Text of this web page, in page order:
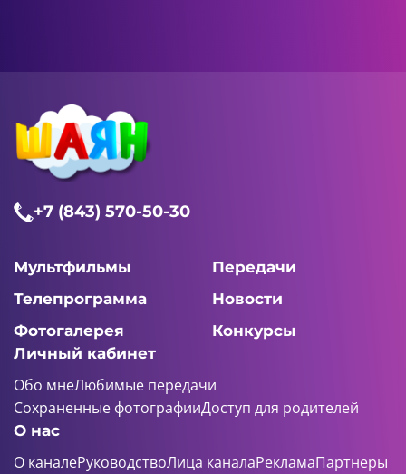
+7 (843) 570-50-30
Мультфильмы
Передачи
Телепрограмма
Новости
Фотогалерея
Конкурсы
Личный кабинет
Обо мнеЛюбимые передачи
Сохраненные фотографииДоступ для родителей
О нас
О каналеРуководствоЛица каналаРекламаПартнеры